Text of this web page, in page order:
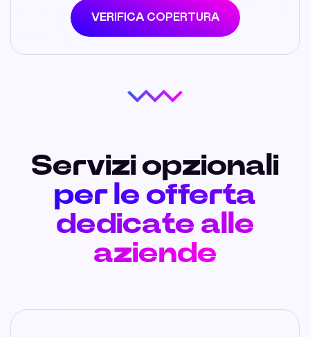
VERIFICA COPERTURA
Servizi opzionali
per le offerta
dedicate alle
aziende